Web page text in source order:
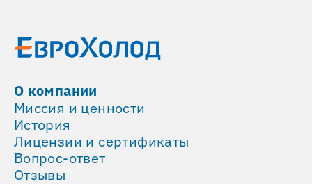
О компании
Миссия и ценности
История
Лицензии и сертификаты
Вопрос-ответ
Отзывы